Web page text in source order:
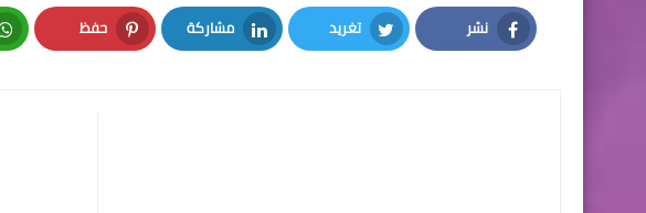
نشر
Facebook
تغريد
Twitter
مشاركة
LinkedIn
حفظ
Pinterest